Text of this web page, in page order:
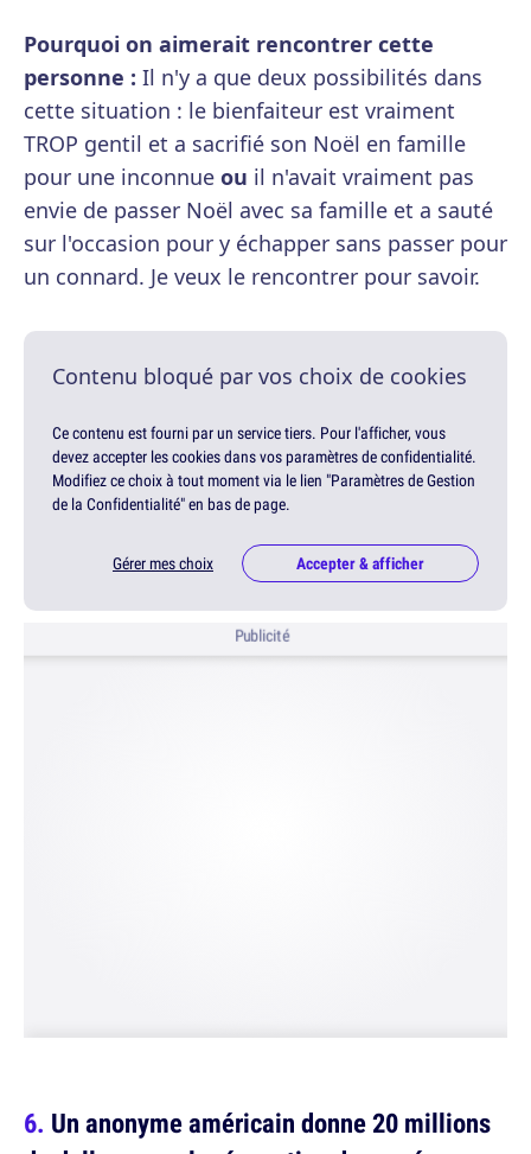
Pourquoi on aimerait rencontrer cette
personne : Il n'y a que deux possibilités dans
cette situation : le bienfaiteur est vraiment
TROP gentil et a sacrifié son Noël en famille
pour une inconnue ou il n'avait vraiment pas
envie de passer Noël avec sa famille et a sauté
sur l'occasion pour y échapper sans passer pour
un connard. Je veux le rencontrer pour savoir.
Contenu bloqué par vos choix de cookies
Ce contenu est fourni par un service tiers. Pour l'afficher, vous
devez accepter les cookies dans vos paramètres de confidentialité.
Modifiez ce choix à tout moment via le lien "Paramètres de Gestion
de la Confidentialité" en bas de page.
Gérer mes choix Accepter & afficher
Publicité
Un anonyme américain donne 20 millions